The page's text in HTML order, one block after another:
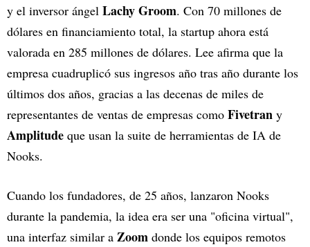
y el inversor ángel Lachy Groom. Con 70 millones de
dólares en financiamiento total, la startup ahora está
valorada en 285 millones de dólares. Lee afirma que la
empresa cuadruplicó sus ingresos año tras año durante los
últimos dos años, gracias a las decenas de miles de
representantes de ventas de empresas como Fivetran y
Amplitude que usan la suite de herramientas de IA de
Nooks.
Cuando los fundadores, de 25 años, lanzaron Nooks
durante la pandemia, la idea era ser una "oficina virtual",
una interfaz similar a Zoom donde los equipos remotos